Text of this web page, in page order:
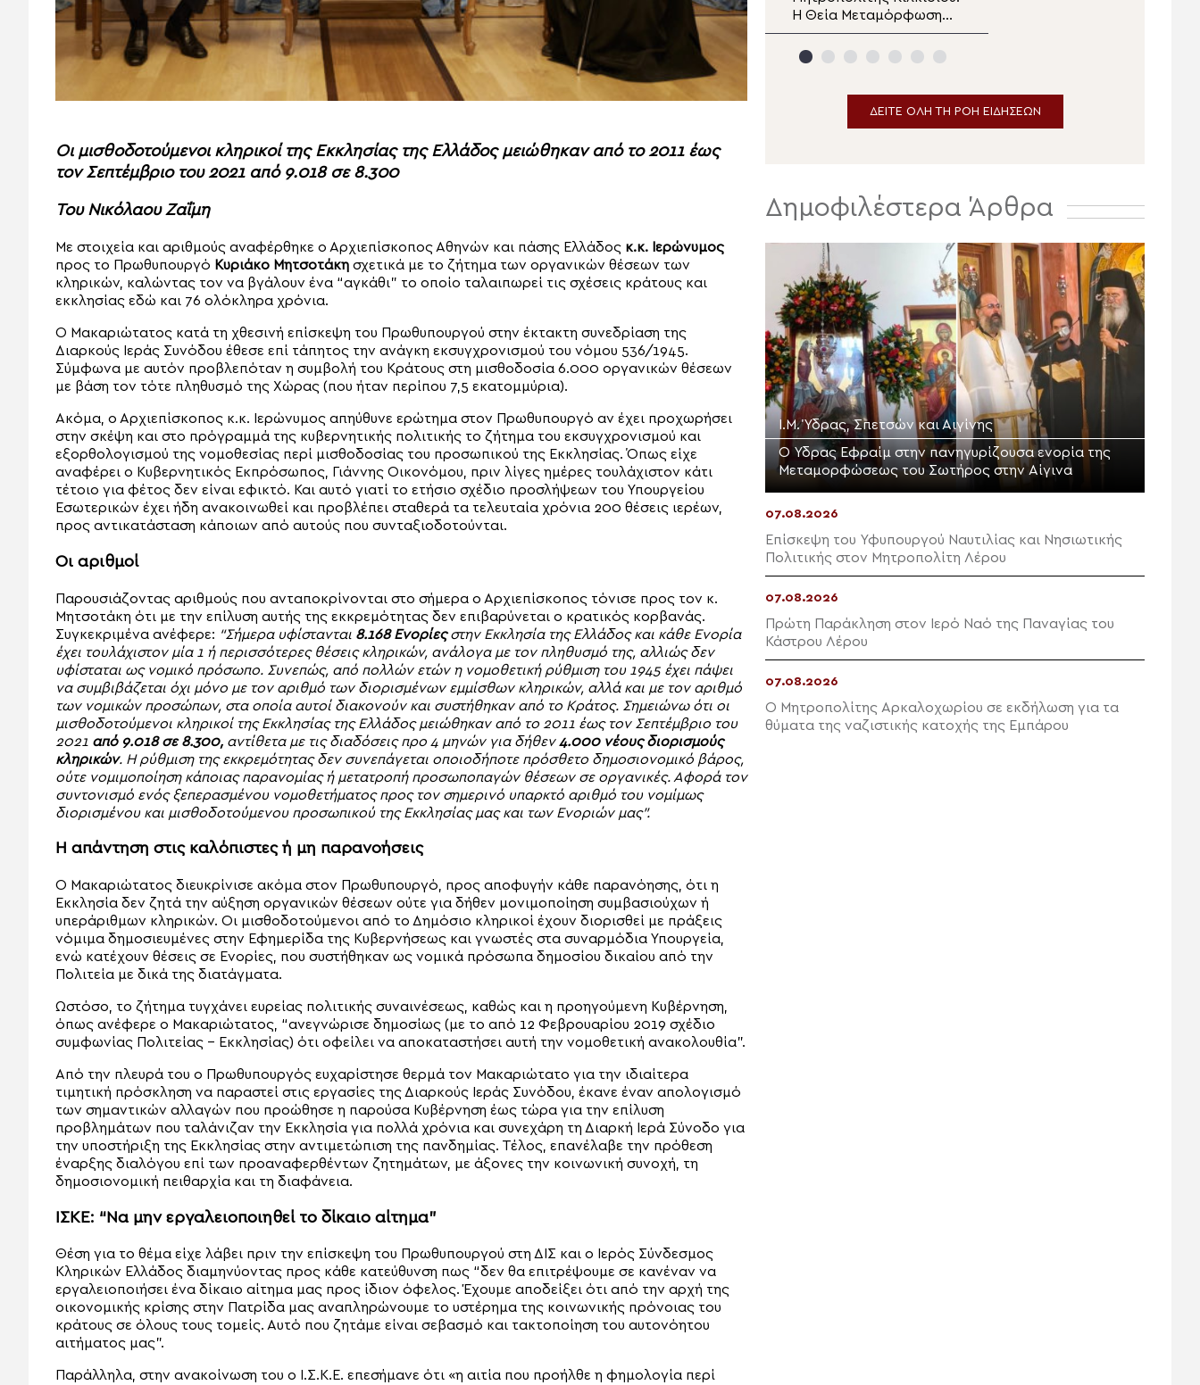
Oι μισθοδοτούμενοι κληρικοί της Εκκλησίας της Ελλάδος μειώθηκαν από το 2011 έως
τον Σεπτέμβριο του 2021 από 9.018 σε 8.300
Του Νικόλαου Ζαΐμη
Με στοιχεία και αριθμούς αναφέρθηκε ο Αρχιεπίσκοπος Αθηνών και πάσης Ελλάδος κ.κ. Ιερώνυμος
προς το Πρωθυπουργό Κυριάκο Μητσοτάκη σχετικά με το ζήτημα των οργανικών θέσεων των
κληρικών, καλώντας τον να βγάλουν ένα “αγκάθι” το οποίο ταλαιπωρεί τις σχέσεις κράτους και
εκκλησίας εδώ και 76 ολόκληρα χρόνια.
Ο Μακαριώτατος κατά τη χθεσινή επίσκεψη του Πρωθυπουργού στην έκτακτη συνεδρίαση της
Διαρκούς Ιεράς Συνόδου έθεσε επί τάπητος την ανάγκη εκσυγχρονισμού του νόμου 536/1945.
Σύμφωνα με αυτόν προβλεπόταν η συμβολή του Κράτους στη μισθοδοσία 6.000 οργανικών θέσεων
με βάση τον τότε πληθυσμό της Χώρας (που ήταν περίπου 7,5 εκατομμύρια).
Ακόμα, ο Αρχιεπίσκοπος κ.κ. Ιερώνυμος απηύθυνε ερώτημα στον Πρωθυπουργό αν έχει προχωρήσει
στην σκέψη και στο πρόγραμμά της κυβερνητικής πολιτικής το ζήτημα του εκσυγχρονισμού και
εξορθολογισμού της νομοθεσίας περί μισθοδοσίας του προσωπικού της Εκκλησίας. Όπως είχε
αναφέρει ο Κυβερνητικός Εκπρόσωπος, Γιάννης Οικονόμου, πριν λίγες ημέρες τουλάχιστον κάτι
τέτοιο για φέτος δεν είναι εφικτό. Και αυτό γιατί τo ετήσιο σχέδιο προσλήψεων του Υπουργείου
Εσωτερικών έχει ήδη ανακοινωθεί και προβλέπει σταθερά τα τελευταία χρόνια 200 θέσεις ιερέων,
προς αντικατάσταση κάποιων από αυτούς που συνταξιοδοτούνται.
Οι αριθμοί
Παρουσιάζοντας αριθμούς που ανταποκρίνονται στο σήμερα ο Αρχιεπίσκοπος τόνισε προς τον κ.
Μητσοτάκη ότι με την επίλυση αυτής της εκκρεμότητας δεν επιβαρύνεται ο κρατικός κορβανάς.
Συγκεκριμένα ανέφερε: “Σήμερα υφίστανται 8.168 Ενορίεςστην Εκκλησία της Ελλάδος και κάθε Ενορία
έχει τουλάχιστον μία 1 ή περισσότερες θέσεις κληρικών, ανάλογα με τον πληθυσμό της, αλλιώς δεν
υφίσταται ως νομικό πρόσωπο. Συνεπώς, από πολλών ετών η νομοθετική ρύθμιση του 1945 έχει πάψει
να συμβιβάζεται όχι μόνο με τον αριθμό των διορισμένων εμμίσθων κληρικών, αλλά και με τον αριθμό
των νομικών προσώπων, στα οποία αυτοί διακονούν και συστήθηκαν από το Κράτος. Σημειώνω ότι οι
μισθοδοτούμενοι κληρικοί της Εκκλησίας της Ελλάδος μειώθηκαν από το 2011 έως τον Σεπτέμβριο του
2021 από 9.018 σε 8.300, αντίθετα με τις διαδόσεις προ 4 μηνών για δήθεν4.000 νέους διορισμούς
κληρικών. Η ρύθμιση της εκκρεμότητας δεν συνεπάγεται οποιοδήποτε πρόσθετο δημοσιονομικό βάρος,
ούτε νομιμοποίηση κάποιας παρανομίας ή μετατροπή προσωποπαγών θέσεων σε οργανικές. Αφορά τον
συντονισμό ενός ξεπερασμένου νομοθετήματος προς τον σημερινό υπαρκτό αριθμό του νομίμως
διορισμένου και μισθοδοτούμενου προσωπικού της Εκκλησίας μας και των Ενοριών μας”.
Η απάντηση στις καλόπιστες ή μη παρανοήσεις
Ο Μακαριώτατος διευκρίνισε ακόμα στον Πρωθυπουργό, προς αποφυγήν κάθε παρανόησης, ότι η
Εκκλησία δεν ζητά την αύξηση οργανικών θέσεων ούτε για δήθεν μονιμοποίηση συμβασιούχων ή
υπεράριθμων κληρικών. Οι μισθοδοτούμενοι από το Δημόσιο κληρικοί έχουν διορισθεί με πράξεις
νόμιμα δημοσιευμένες στην Εφημερίδα της Κυβερνήσεως και γνωστές στα συναρμόδια Υπουργεία,
ενώ κατέχουν θέσεις σε Ενορίες, που συστήθηκαν ως νομικά πρόσωπα δημοσίου δικαίου από την
Πολιτεία με δικά της διατάγματα.
Ωστόσο, το ζήτημα τυγχάνει ευρείας πολιτικής συναινέσεως, καθώς και η προηγούμενη Κυβέρνηση,
όπως ανέφερε ο Μακαριώτατος, “ανεγνώρισε δημοσίως (με το από 12 Φεβρουαρίου 2019 σχέδιο
συμφωνίας Πολιτείας – Εκκλησίας) ότι οφείλει να αποκαταστήσει αυτή την νομοθετική ανακολουθία”.
Από την πλευρά του ο Πρωθυπουργός ευχαρίστησε θερμά τον Μακαριώτατο για την ιδιαίτερα
τιμητική πρόσκληση να παραστεί στις εργασίες της Διαρκούς Ιεράς Συνόδου, έκανε έναν απολογισμό
των σημαντικών αλλαγών που προώθησε η παρούσα Κυβέρνηση έως τώρα για την επίλυση
προβλημάτων που ταλάνιζαν την Εκκλησία για πολλά χρόνια και συνεχάρη τη Διαρκή Ιερά Σύνοδο για
την υποστήριξη της Εκκλησίας στην αντιμετώπιση της πανδημίας. Τέλος, επανέλαβε την πρόθεση
έναρξης διαλόγου επί των προαναφερθέντων ζητημάτων, με άξονες την κοινωνική συνοχή, τη
δημοσιονομική πειθαρχία και τη διαφάνεια.
ΙΣΚΕ: “Να μην εργαλειοποιηθεί το δίκαιο αίτημα”
Θέση για το θέμα είχε λάβει πριν την επίσκεψη του Πρωθυπουργού στη ΔΙΣ και ο Ιερός Σύνδεσμος
Κληρικών Ελλάδος διαμηνύοντας προς κάθε κατεύθυνση πως “δεν θα επιτρέψουμε σε κανέναν να
εργαλειοποιήσει ένα δίκαιο αίτημα μας προς ίδιον όφελος. Έχουμε αποδείξει ότι από την αρχή της
οικονομικής κρίσης στην Πατρίδα μας αναπληρώνουμε το υστέρημα της κοινωνικής πρόνοιας του
κράτους σε όλους τους τομείς. Αυτό που ζητάμε είναι σεβασμό και τακτοποίηση του αυτονόητου
αιτήματος μας”.
Παράλληλα, στην ανακοίνωση του ο Ι.Σ.Κ.Ε. επεσήμανε ότι «η αιτία που προήλθε η φημολογία περί
2026»: Φιλοξενήθηκαν
περισσότερα από 500
παιδιά
Η Θεία Μεταμόρφωση
μας καλεί να
μεταμορφώσουμε τη
ΔΕΙΤΕ ΟΛΗ ΤΗ ΡΟΗ ΕΙΔΗΣΕΩΝ
Δημοφιλέστερα Άρθρα
Ι.Μ. Ύδρας, Σπετσών και Αιγίνης
Ο Υδρας Εφραίμ στην πανηγυρίζουσα ενορία της
Μεταμορφώσεως του Σωτήρος στην Αίγινα
07.08.2026
Επίσκεψη του Υφυπουργού Ναυτιλίας και Νησιωτικής
Πολιτικής στον Μητροπολίτη Λέρου
07.08.2026
Πρώτη Παράκληση στον Ιερό Ναό της Παναγίας του
Κάστρου Λέρου
07.08.2026
Ο Μητροπολίτης Αρκαλοχωρίου σε εκδήλωση για τα
θύματα της ναζιστικής κατοχής της Εμπάρου